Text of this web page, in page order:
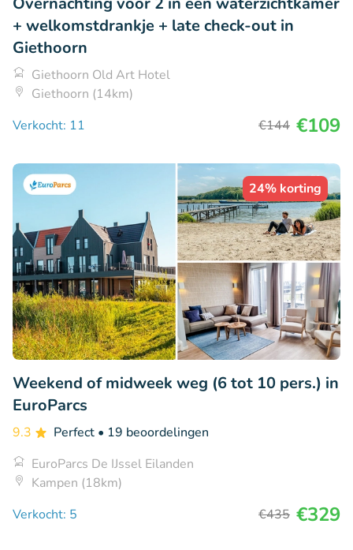
+ welkomstdrankje + late check-out in
Giethoorn
Giethoorn Old Art Hotel
Giethoorn (14km)
Verkocht: 11
€144 €109
24% korting
Weekend of midweek weg (6 tot 10 pers.) in
EuroParcs
9.3 Perfect • 19 beoordelingen
EuroParcs De IJssel Eilanden
Kampen (18km)
Verkocht: 5
€435 €329